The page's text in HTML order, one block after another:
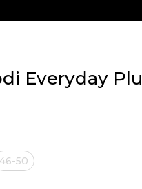
Everyday
46-50